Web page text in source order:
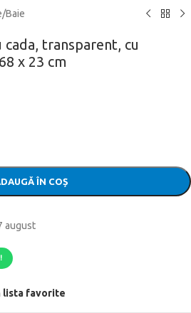
/Baie
transparent, cu
x 23 cm
ÎN COȘ
august
lista favorite